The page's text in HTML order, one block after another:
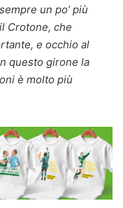
un po’ più
Crotone, che
e occhio al
questo girone la
è molto più